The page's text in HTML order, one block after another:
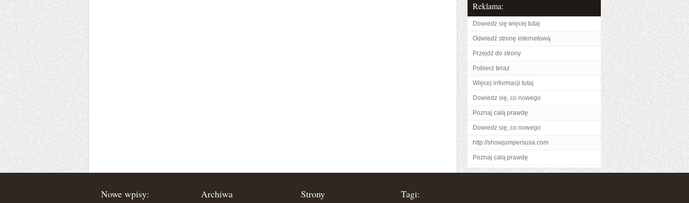
Reklama:
Dowiedz się więcej tutaj
Odwiedź stronę internetową
Przejdź do strony
Pobierz teraz
Więcej informacji tutaj
Dowiedz się, co nowego
Poznaj całą prawdę
Dowiedz się, co nowego
http://showjumpersusa.com
Poznaj całą prawdę
Nowe wpisy: Archiwa Strony Tagi: